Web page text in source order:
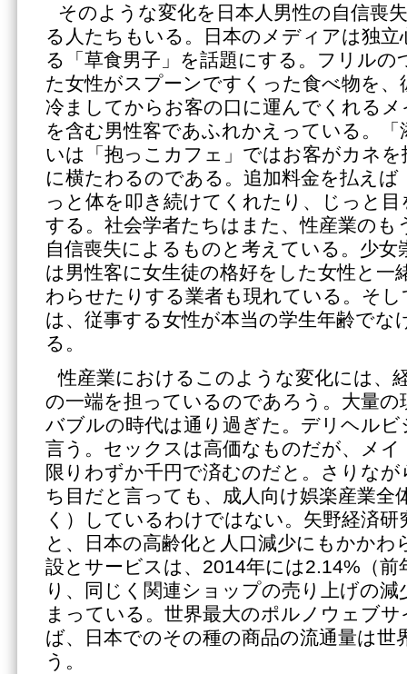
そのような変化を日本人男性の自信喪
る人たちもいる。日本のメディアは独立
る「草食男子」を話題にする。フリル
た女性がスプーンですくった食べ物を
冷ましてからお客の口に運んでくれる
を含む男性客であふれかえっている。
いは「抱っこカフェ」ではお客がカネ
に横たわるのである。追加料金を払え
っと体を叩き続けてくれたり、じっと
する。社会学者たちはまた、性産業の
自信喪失によるものと考えている。少女
は男性客に女生徒の格好をした女性と一
わらせたりする業者も現れている。そ
は、従事する女性が本当の学生年齢でな
る。
性産業におけるこのような変化には、
の一端を担っているのであろう。大量
バブルの時代は通り過ぎた。デリヘル
言う。セックスは高価なものだが、メ
限りわずか千円で済むのだと。さりなが
ち目だと言っても、成人向け娯楽産業全
く）しているわけではない。矢野経済研
と、日本の高齢化と人口減少にもかかわ
設とサービスは、2014年には2.14%（前
り、同じく関連ショップの売り上げの
まっている。世界最大のポルノウェブ
ば、日本でのその種の商品の流通量は世
う。